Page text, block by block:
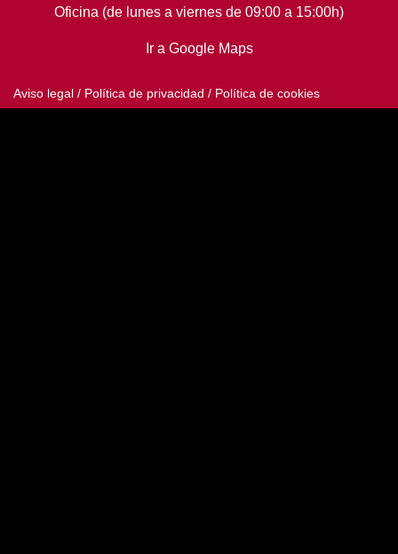
Oficina (de lunes a viernes de 09:00 a 15:00h)
Ir a Google Maps
Aviso legal / Política de privacidad / Política de cookies